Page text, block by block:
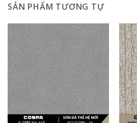
SẢN PHẨM TƯƠNG TỰ